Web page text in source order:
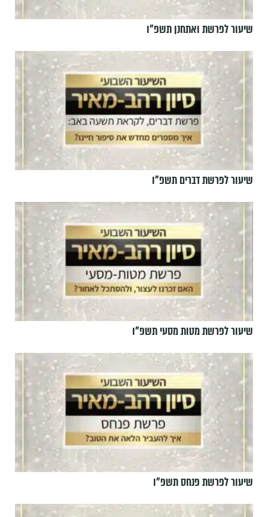
שיעור לפרשת ואתחנן תשפ"ו
שיעור לפרשת דברים תשפ"ו
שיעור לפרשת מטות מסעי תשפ"ו
שיעור לפרשת פנחס תשפ"ו